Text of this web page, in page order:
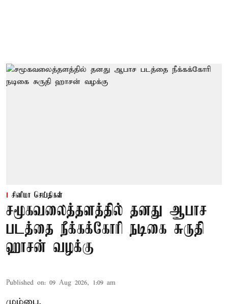
சினிமா செய்திகள்
சமூகவலைத்தளத்தில் தனது ஆபாச
படத்தை நீக்கக்கோரி நடிகை சுருதி
ஹாசன் வழக்கு
Published on: 09 Aug 2026, 1:09 am